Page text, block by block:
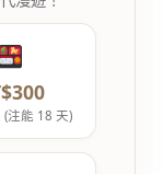
注能 18 天)